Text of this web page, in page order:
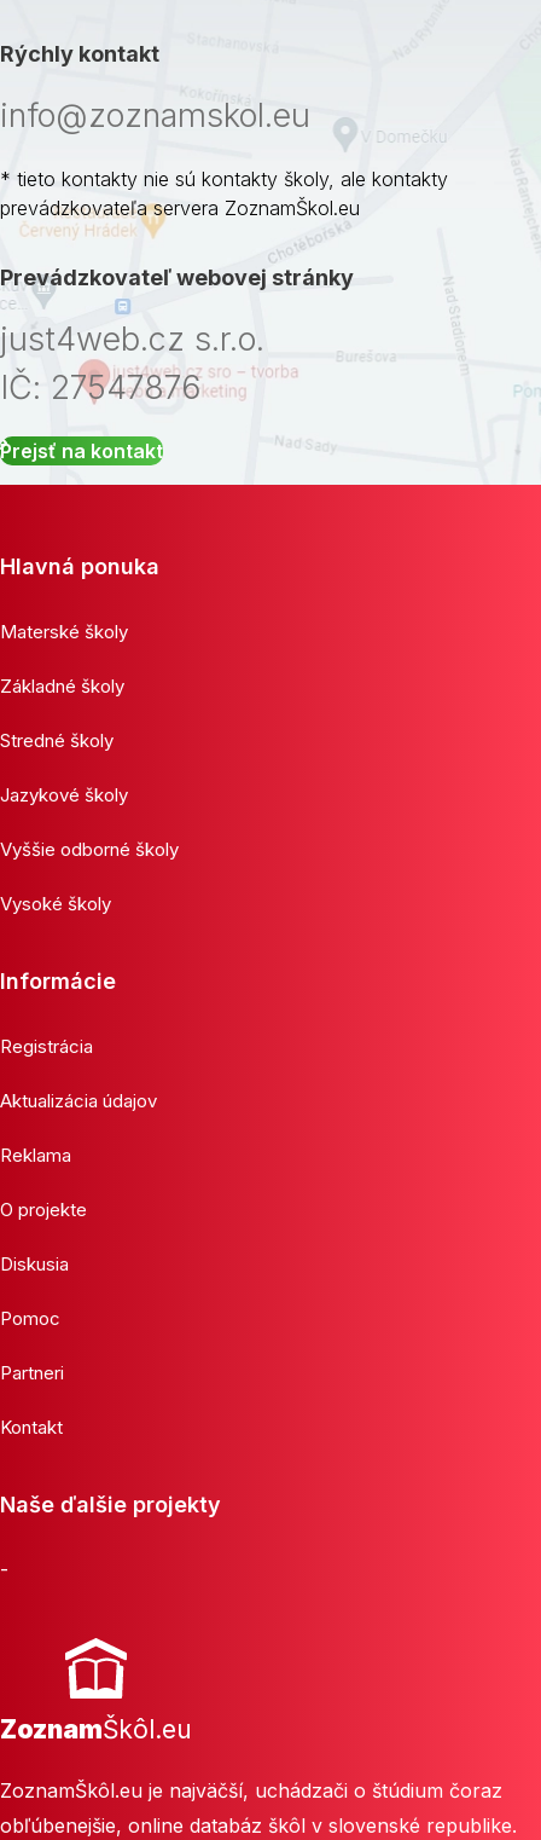
Rýchly kontakt
info@zoznamskol.eu
* tieto kontakty nie sú kontakty školy, ale kontakty
prevádzkovateľa servera ZoznamŠkol.eu
Prevádzkovateľ webovej stránky
just4web.cz s.r.o.
IČ: 27547876
Prejsť na kontakt
Hlavná ponuka
Materské školy
Základné školy
Stredné školy
Jazykové školy
Vyššie odborné školy
Vysoké školy
Informácie
Registrácia
Aktualizácia údajov
Reklama
O projekte
Diskusia
Pomoc
Partneri
Kontakt
Naše ďalšie projekty
-
ZoznamŠkôl.eu
ZoznamŠkôl.eu je najväčší, uchádzači o štúdium čoraz
obľúbenejšie, online databáz škôl v slovenské republike.